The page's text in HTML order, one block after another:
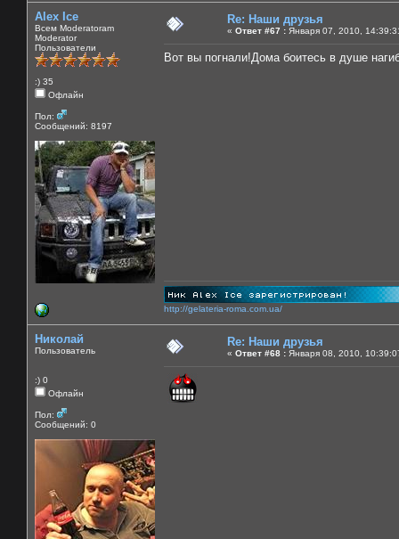
Alex Ice
Всем Moderatoram
Moderator
Пользователи
:) 35
Офлайн
Пол:
Сообщений: 8197
Re: Наши друзья
« Ответ #67 : Января 07, 2010,
Вот вы погнали!Дома боитесь в душе
http://gelateria-roma.com.ua/
Николай
Пользователь
:) 0
Офлайн
Пол:
Сообщений: 0
Re: Наши друзья
« Ответ #68 : Января 08, 2010,